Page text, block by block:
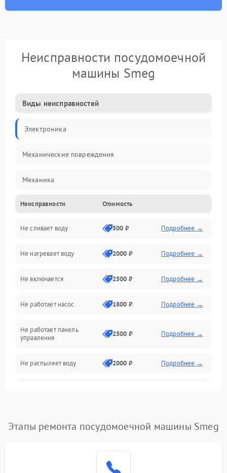
Неисправности посудомоечной
машины Smeg
Виды неисправностей
Электроника
Механические повреждения
Механика
Управление
Электропитание
Датчики
Нагрев
Вода
Гигиена
Программное обеспечение
Неисправности Стоимость
Не сливает воду 500 ₽ Подробнее →
Не нагревает воду 2000 ₽ Подробнее →
Не включается 2500 ₽ Подробнее →
Не работает насос 1800 ₽ Подробнее →
Не работает панель
управления
2500 ₽ Подробнее →
Не распыляет воду 2000 ₽ Подробнее →
воды
1800 ₽ Подробнее →
Этапы ремонта посудомоечной машины Smeg